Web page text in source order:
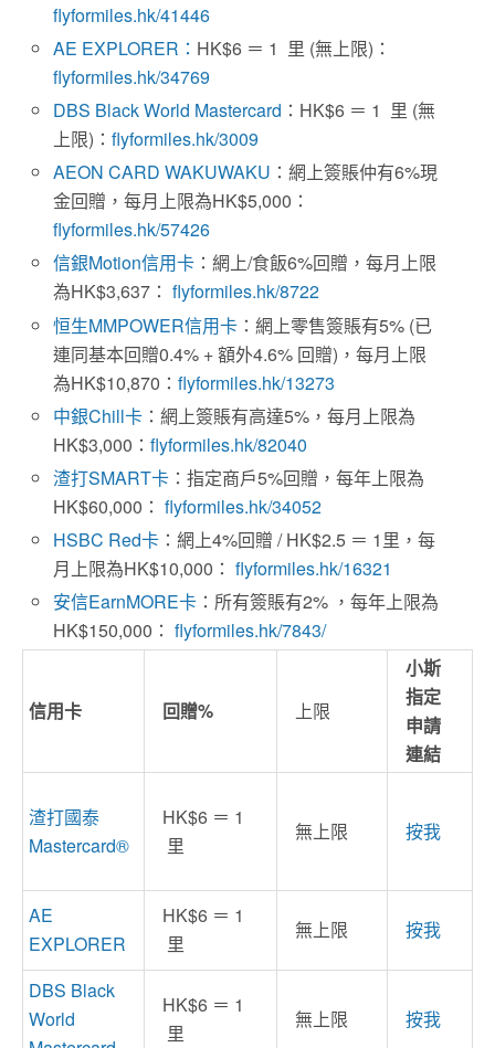
flyformiles.hk/41446
AE EXPLORER： HK$6 ＝ 1 里 (無上限)：
flyformiles.hk/34769
DBS Black World Mastercard ：HK$6 ＝ 1 里 (無
上限)：flyformiles.hk/3009
AEON CARD WAKUWAKU ：網上簽賬仲有6%現
金回贈，每月上限為HK$5,000：
flyformiles.hk/57426
信銀Motion信用卡 ：網上/食飯6%回贈，每月上限
為HK$3,637：flyformiles.hk/8722
恒生MMPOWER信用卡 ：網上零售簽賬有5% (已
連同基本回贈0.4% + 額外4.6% 回贈)，每月上限
為HK$10,870：flyformiles.hk/13273
中銀Chill卡 ：網上簽賬有高達5% ，每月上限為
HK$3,000：flyformiles.hk/82040
渣打SMART卡 ：指定商戶5%回贈，每年上限為
HK$60,000：flyformiles.hk/34052
HSBC Red卡 ：網上4%回贈 / HK$2.5 ＝ 1里，每
月上限為HK$10,000：flyformiles.hk/16321
安信EarnMORE卡 ：所有簽賬有2% ，每年上限為
HK$150,000：flyformiles.hk/7843/
信用卡 回贈% 上限
小斯
指定
申請
連結
渣打國泰
Mastercard®
HK$6 ＝ 1
里
無上限 按我
AE
EXPLORER
HK$6 ＝ 1
里
無上限 按我
DBS Black
World
HK$6 ＝ 1
里
無上限 按我